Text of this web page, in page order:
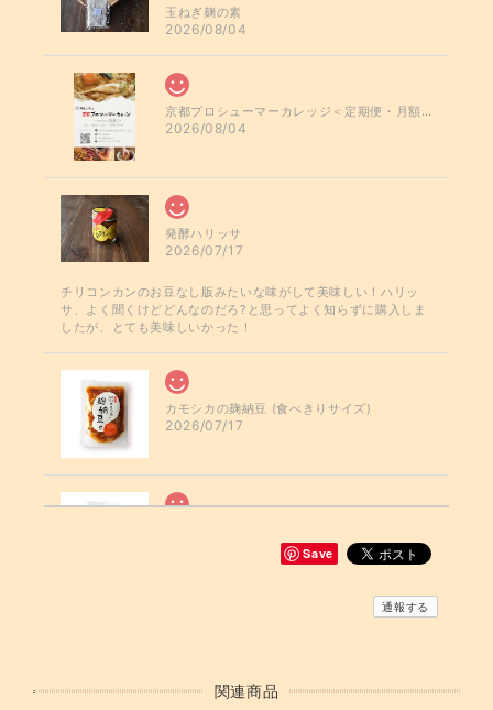
玉ねぎ麹の素
2026/08/04
京都プロシューマーカレッジ＜定期便・月額プラン＞
2026/08/04
発酵ハリッサ
2026/07/17
チリコンカンのお豆なし版みたいな味がして美味しい！ハリッ
サ、よく聞くけどどんなのだろ?と思ってよく知らずに購入しま
したが、とても美味しいかった！
カモシカの麹納豆 (食べきりサイズ)
2026/07/17
最初にきゅうりを漬けました。味わい深くとっても美味しいで
Save
通報する
関連商品